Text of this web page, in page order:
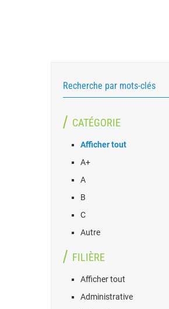
CATÉGORIE
Afficher tout
A+
A
B
C
Autre
FILIÈRE
Afficher tout
Administrative